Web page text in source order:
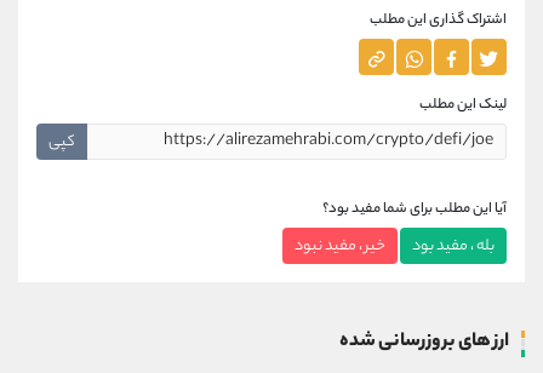
اشتراک گذاری این مطلب
لینک این مطلب
کپی
آیا این مطلب برای شما مفید بود؟
بله ، مفید بود خیر ، مفید نبود
ارز های بروزرسانی شده